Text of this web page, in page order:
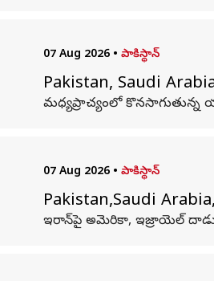
07 Aug 2026 • పాకిస్థాన్
Pakistan, Saudi
మధ్యప్రాచ్యంలో కొనసాగుతున్న
07 Aug 2026 • పాకిస్థాన్
Pakistan,Saudi
ఇరాన్‌పై అమెరికా, ఇజ్రాయెల్